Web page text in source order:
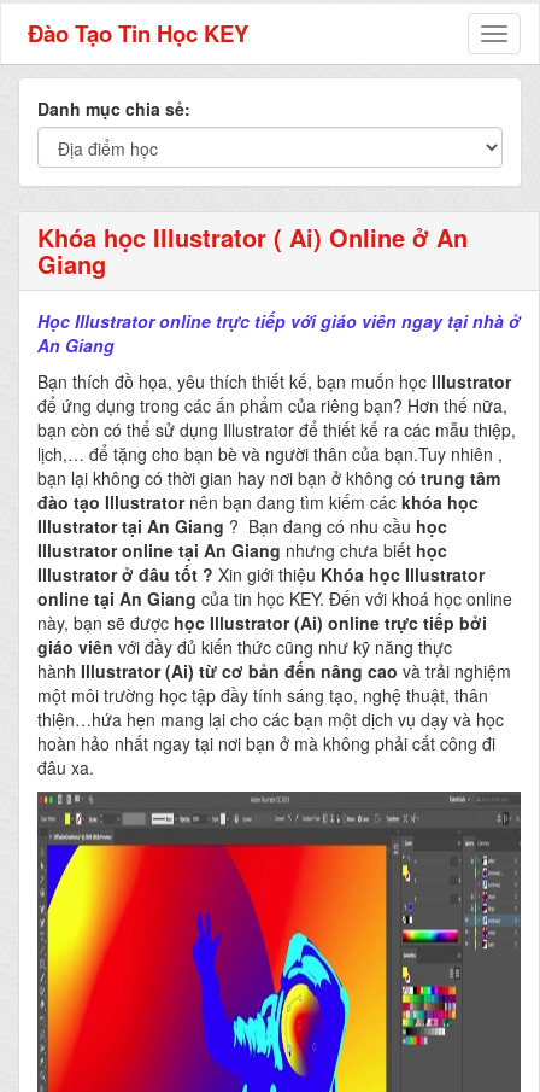
Đào Tạo Tin Học KEY
Danh mục chia sẻ:
Khóa học Illustrator ( Ai) Online ở An
Giang
Học Illustrator online trực tiếp với giáo viên ngay tại nhà ở
An Giang
Bạn thích đồ họa, yêu thích thiết kế, bạn muốn học Illustrator
để ứng dụng trong các ấn phẩm của riêng bạn? Hơn thế nữa,
bạn còn có thể sử dụng Illustrator để thiết kế ra các mẫu thiệp,
lịch,… để tặng cho bạn bè và người thân của bạn.Tuy nhiên ,
bạn lại không có thời gian hay nơi bạn ở không có trung tâm
đào tạo Illustratornên bạn đang tìm kiếm các khóa học
Illustrator tại An Giang ? Bạn đang có nhu cầu học
Illustrator online tại An Giang nhưng chưa biết học
Illustrator ở đâu tốt ? Xin giới thiệu Khóa học Illustrator
online tại An Giang của tin học KEY. Đến với khoá học online
này, bạn sẽ được học Illustrator (Ai) online trực tiếp bởi
giáo viên với đầy đủ kiến thức cũng như kỹ năng thực
hành Illustrator (Ai) từ cơ bản đến nâng cao và trải nghiệm
một môi trường học tập đầy tính sáng tạo, nghệ thuật, thân
thiện…hứa hẹn mang lại cho các bạn một dịch vụ dạy và học
hoàn hảo nhất ngay tại nơi bạn ở mà không phải cất công đi
đâu xa.